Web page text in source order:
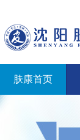
肤康首页